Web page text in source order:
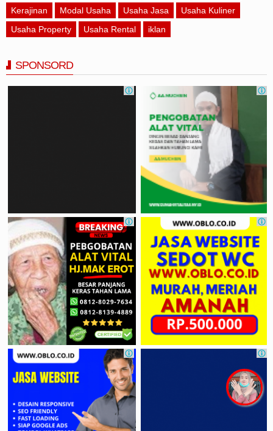
Kerajinan
Modal Usaha Usaha Jasa
Usaha Kuliner
Usaha Property
Usaha Rental iklan
SPONSORD